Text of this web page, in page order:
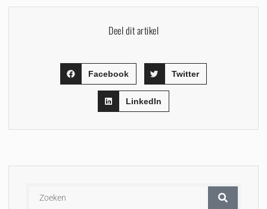
Deel dit artikel
Facebook Twitter
LinkedIn